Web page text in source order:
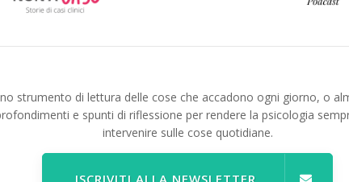
strumento di lettura delle cose che accadono ogni giorno, o
e spunti di riflessione per rendere la psicologia
intervenire sulle cose quotidiane.
ISCRIVITI ALLA NEWSLETTER